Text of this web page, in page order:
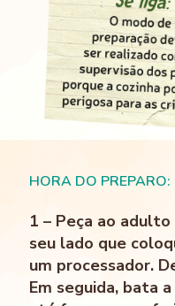
HORA DO PREPARO:
1 – Peça ao
seu lado que
um processador.
Em seguida, bata